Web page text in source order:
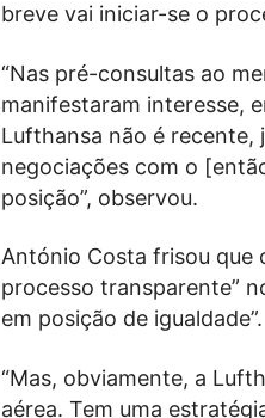
breve vai iniciar-se o
“Nas pré-consultas ao
manifestaram interesse,
Lufthansa não é recente,
negociações com o
posição”, observou.
António Costa frisou que
processo transparente”
em posição de igualdade”.
“Mas, obviamente, a
aérea. Tem uma